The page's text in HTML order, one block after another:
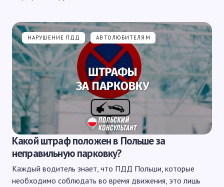
НАРУШЕНИЕ ПДД АВТОЛЮБИТЕЛЯМ
Какой штраф положен в Польше за
неправильную парковку?
Каждый водитель знает, что ПДД Польши, которые
необходимо соблюдать во время движения, это лишь